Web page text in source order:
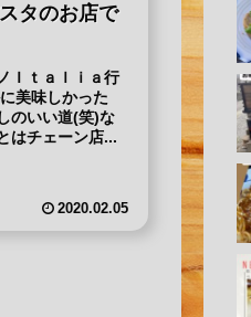
タのお店で
Ｉｔａｌｉａ行
美味しかった
のいい道(笑)な
はチェーン店...
2020.02.05